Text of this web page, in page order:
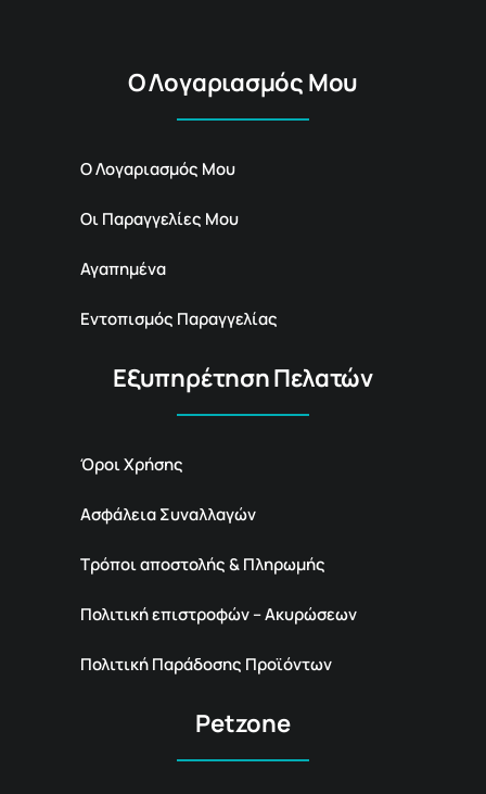
Ο Λογαριασμός Μου
Ο Λογαριασμός Μου
Οι Παραγγελίες Μου
Αγαπημένα
Εντοπισμός Παραγγελίας
Εξυπηρέτηση Πελατών
Όροι Χρήσης
Ασφάλεια Συναλλαγών
Τρόποι αποστολής & Πληρωμής
Πολιτική επιστροφών – Ακυρώσεων
Πολιτική Παράδοσης Προϊόντων
Petzone